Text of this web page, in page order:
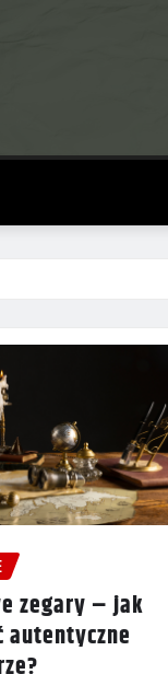
zegary – jak
autentyczne